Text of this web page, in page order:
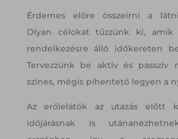
Érdemes előre összeírni a
Olyan célokat tűzzünk ki, amik
rendelkezésre álló időkereten
Tervezzünk be aktív és passzív
színes, mégis pihentető legyen a
Az erőlelátók az utazás előtt
időjárásnak is